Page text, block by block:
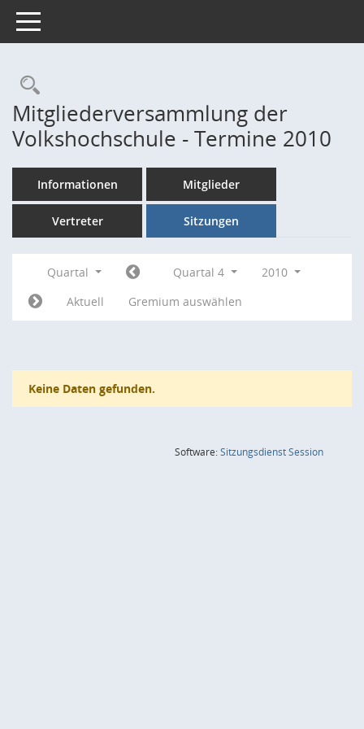
Toggle navigation
Rechercheauswahl
Mitgliederversammlung der
Volkshochschule - Termine 2010
Informationen Mitglieder
Vertreter Sitzungen
Quartal Quartal 4
2010
Aktuell
Gremium auswählen
Keine Daten gefunden.
Software:SitzungsdienstSession(Wird in